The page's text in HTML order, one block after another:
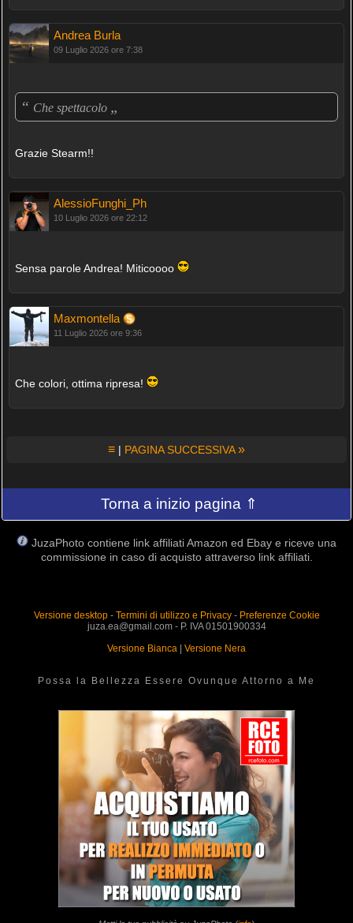
Andrea Burla
09 Luglio 2026 ore 7:38
“ Che spettacolo „
Grazie Stearm!!
AlessioFunghi_Ph
10 Luglio 2026 ore 22:12
Sensa parole Andrea! Miticoooo
Maxmontella
11 Luglio 2026 ore 9:36
Che colori, ottima ripresa!
≡ | PAGINA SUCCESSIVA»
Torna a inizio pagina ⇑
JuzaPhoto contiene link affiliati Amazon ed Ebay e riceve una
commissione in caso di acquisto attraverso link affiliati.
Versione desktop- Termini di utilizzo e Privacy- Preferenze Cookie
juza.ea@gmail.com - P. IVA 01501900334
Versione Bianca
Versione Nera
Possa la Bellezza Essere Ovunque Attorno a Me